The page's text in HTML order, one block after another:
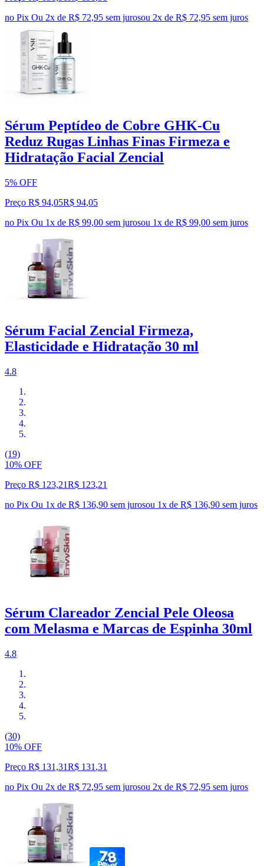
no Pix Ou 2x de R$ 72,95 sem jurosou 2x de R$ 72,95 sem juros
Sérum Peptídeo de Cobre GHK-Cu
Reduz Rugas Linhas Finas Firmeza e
Hidratação Facial Zencial
5% OFF
Preço R$ 94,05R$ 94,05
no Pix Ou 1x de R$ 99,00 sem jurosou 1x de R$ 99,00 sem juros
Sérum Facial Zencial Firmeza,
Elasticidade e Hidratação 30 ml
4.8
(19)
10% OFF
Preço R$ 123,21R$ 123,21
no Pix Ou 1x de R$ 136,90 sem jurosou 1x de R$ 136,90 sem juros
Sérum Clareador Zencial Pele Oleosa
com Melasma e Marcas de Espinha 30ml
4.8
(30)
10% OFF
Preço R$ 131,31R$ 131 ,31
no Pix Ou 2x de R$ 72,95 sem jurosou 2x de R$ 72,95 sem juros